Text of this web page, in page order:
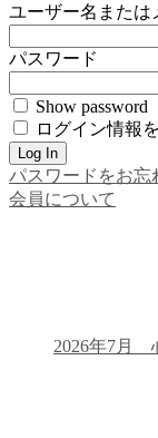
ユーザー名または
パスワード
Show password
ログイン情報
パスワードをお忘
会員について
2026年7月